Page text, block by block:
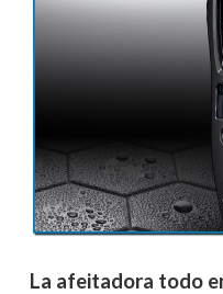
La afeitadora todo